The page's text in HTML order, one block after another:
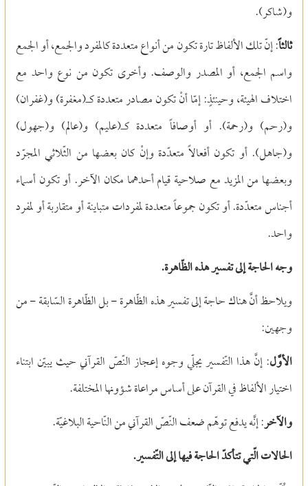
و(شاكر).
ثالثاً: إنّ تلك الألفاظ تارة تكون من أنواع متعددة كالمفرد والجمع، أو الجمع
واسم الجمع، أو المصدر والوصف. وأخرى تكون من نوع واحد مع
اختلاف الهيئة، وحينئذٍ: إمّا أنْ تكون مصادر متعددة كـ(مغفرة) و(غفران)
و(رحم) و(رحمة). أو أوصافاً متعددة كـ(عليم) و(عالم) و(جهول)
و(جاهل). أو تكون أفعالاً متعدّدة وإنْ كان بعضها من الثّلاثي المجرّد
وبعضها من المزيد مع صلاحية قيام أحدهما مكان الآخر. أو تكون أسماء
أجناس متعدّدة. أو تكون جموعاً متعددة لمفردات متباينة أو متقاربة أو لمفرد
واحد.
وجه الحاجة إلى تفسير هذه الظّاهرة.
ويلاحظ أنَّ هناك حاجة إلى تفسير هذه الظّاهرة-بل الظّاهرة السّابقة-من
وجهين:
الأوَّل: إنَّ هذا التّفسير يجلّي وجوه إعجاز النّصّ القرآني حيث يبيّن ابتناء
اختيار الألفاظ في القرآن على أساس مراعاة شؤونها المختلفة.
والآخر: إنَّه يدفع توهّم ضعف النّصّ القرآني من النّاحية البلاغيّة.
الحالات الّتي تتأكدّ الحاجة فيها إلى التّفسير.